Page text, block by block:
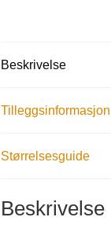
Beskrivelse
Tilleggsinformasjon
Størrelsesguide
Beskrivelse